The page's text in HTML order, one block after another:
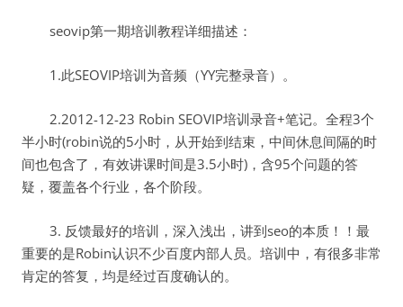
seovip第一期培训教程详细描述：
1.此SEOVIP培训为音频（YY完整录音）。
2.2012-12-23 Robin SEOVIP培训录音+笔记。全程3个
半小时(robin说的5小时，从开始到结束，中间休息间隔的时
间也包含了，有效讲课时间是3.5小时)，含95个问题的答
疑，覆盖各个行业，各个阶段。
3. 反馈最好的培训，深入浅出，讲到seo的本质！！最
重要的是Robin认识不少百度内部人员。培训中，有很多非常
肯定的答复，均是经过百度确认的。